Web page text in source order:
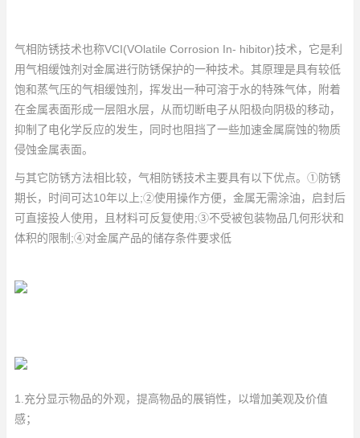
气相防锈技术也称VCI(VOlatile Corrosion In- hibitor)技术，它是利
用气相缓蚀剂对金属进行防锈保护的一种技术。其原理是具有较低
饱和蒸气压的气相缓蚀剂，挥发出一种可溶于水的特殊气体，附着
在金属表面形成一层阻水层，从而切断电子从阳极向阴极的移动，
抑制了电化学反应的发生，同时也阻挡了一些加速金属腐蚀的物质
侵蚀金属表面。
与其它防锈方法相比较，气相防锈技术主要具有以下优点。①防锈
期长，时间可达10年以上;②使用操作方便，金属无需涂油，启封后
可直接投人使用，且材料可反复使用;③不受被包装物品几何形状和
体积的限制;④对金属产品的储存条件要求低
1.充分显示物品的外观，提高物品的展销性，以增加美观及价值
感；